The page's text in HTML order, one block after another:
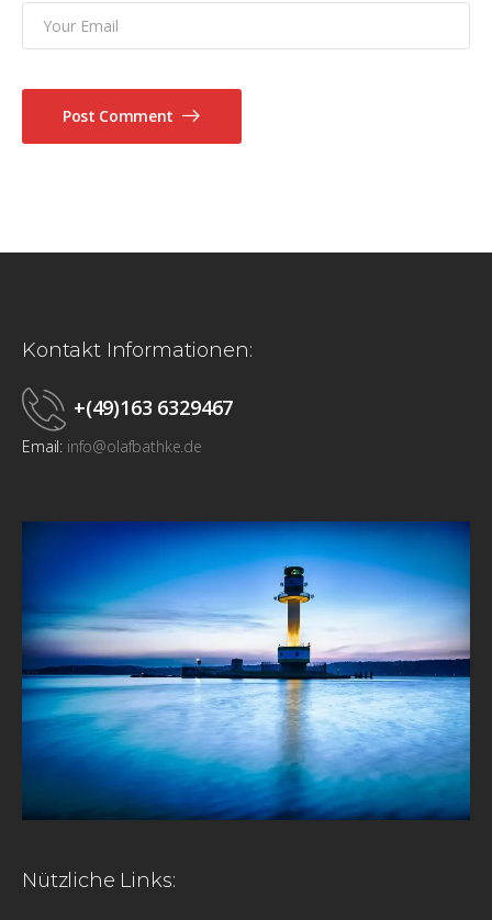
Post Comment
Kontakt Informationen:
+(49)163 6329467
Email: info@olafbathke.de
Nützliche Links: